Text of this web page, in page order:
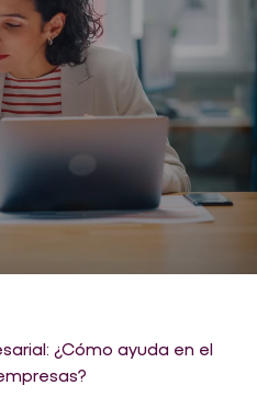
¿Cómo ayuda en el